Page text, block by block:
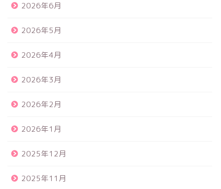
2026年6月
2026年5月
2026年4月
2026年3月
2026年2月
2026年1月
2025年12月
2025年11月